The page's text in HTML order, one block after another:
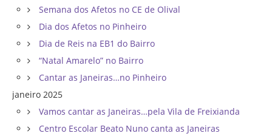
Semana dos Afetos no CE de Olival
Dia dos Afetos no Pinheiro
Dia de Reis na EB1 do Bairro
“Natal Amarelo” no Bairro
Cantar as Janeiras…no Pinheiro
janeiro 2025
Vamos cantar as Janeiras…pela Vila de Freixianda
Centro Escolar Beato Nuno canta as Janeiras